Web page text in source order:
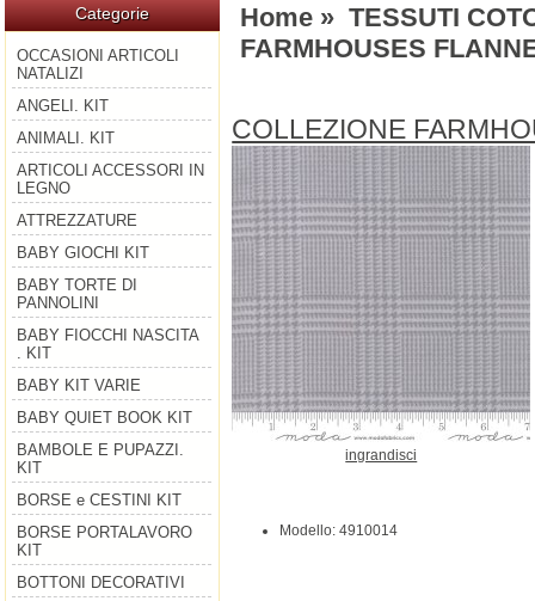
Categorie
OCCASIONI ARTICOLI
NATALIZI
ANGELI. KIT
ANIMALI. KIT
ARTICOLI ACCESSORI IN
LEGNO
ATTREZZATURE
BABY GIOCHI KIT
BABY TORTE DI
PANNOLINI
BABY FIOCCHI NASCITA
. KIT
BABY KIT VARIE
BABY QUIET BOOK KIT
BAMBOLE E PUPAZZI.
KIT
BORSE e CESTINI KIT
BORSE PORTALAVORO
KIT
BOTTONI DECORATIVI
Home» TESSUTI
FARMHOUSES
COLLEZIONE
ingrandisci
Modello: 4910014